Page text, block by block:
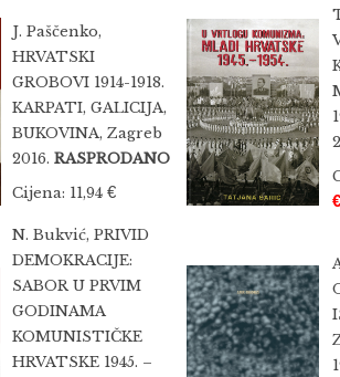
J. Paščenko,
HRVATSKI
GROBOVI 1914-1918.
KARPATI, GALICIJA,
BUKOVINA, Zagreb
2016. RASPRODANO
Cijena: 11,94 €
€
N. Bukvić, PRIVID
DEMOKRACIJE:
SABOR U PRVIM
GODINAMA
KOMUNISTIČKE
HRVATSKE 1945. –